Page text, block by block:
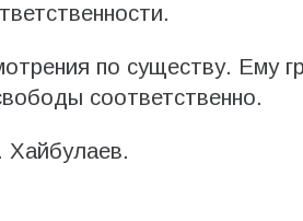
по существу. Ему
соответственно.
Хайбулаев.